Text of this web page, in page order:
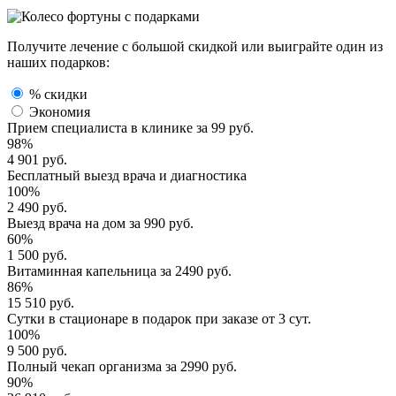
Получите лечение с большой скидкой или выиграйте один из
наших подарков:
% скидки
Экономия
Прием специалиста в клинике за 99 руб.
98%
4 901 руб.
Бесплатный выезд врача и диагностика
100%
2 490 руб.
Выезд врача на дом за 990 руб.
60%
1 500 руб.
Витаминная капельница за 2490 руб.
86%
15 510 руб.
Сутки в стационаре в подарок при заказе от 3 сут.
100%
9 500 руб.
Полный чекап организма за 2990 руб.
90%